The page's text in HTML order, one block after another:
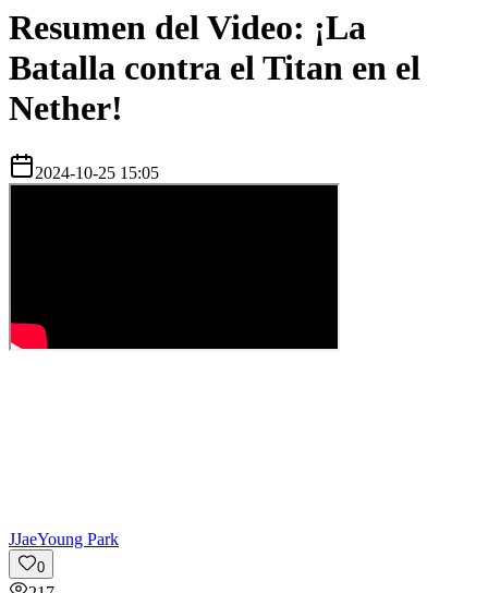
Resumen del Video: ¡La
Batalla contra el Titan en el
Nether!
2024-10-25 15:05
JJaeYoung Park
0